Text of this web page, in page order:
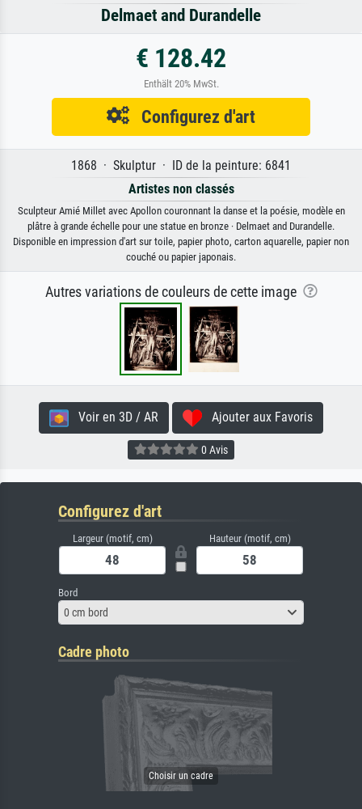
Delmaet and Durandelle
€ 128.42
Enthält 20% MwSt.
Configurez d'art
1868 · Skulptur · ID de la peinture: 6841
Artistes non classés
Sculpteur Amié Millet avec Apollon couronnant la danse et la poésie, modèle en
plâtre à grande échelle pour une statue en bronze · Delmaet and Durandelle.
Disponible en impression d'art sur toile, papier photo, carton aquarelle, papier non
couché ou papier japonais.
Autres variations de couleurs de cette image
Voir en 3D / AR Ajouter aux Favoris
0 Avis
Configurez d'art
Largeur (motif, cm) Hauteur (motif, cm)
Bord
0 cm bord
Cadre photo